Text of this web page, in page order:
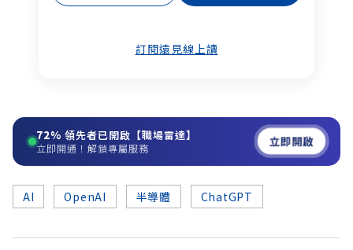
訂閱遠見線上讀
72% 領先者已開啟【職場雷達】
立即開通！解鎖專屬服務 立即開啟
AI OpenAI 半導體 ChatGPT